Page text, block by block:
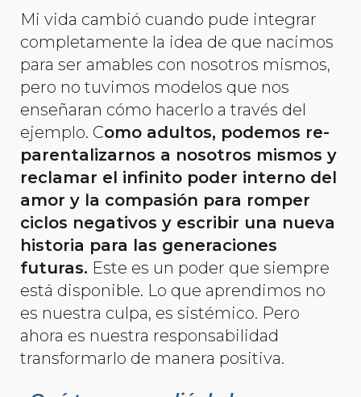
Mi vida cambió cuando pude integrar
completamente la idea de que nacimos
para ser amables con nosotros mismos,
pero no tuvimos modelos que nos
enseñaran cómo hacerlo a través del
ejemplo. Como adultos, podemos re-
parentalizarnos a nosotros mismos y
reclamar el infinito poder interno del
amor y la compasión para romper
ciclos negativos y escribir una nueva
historia para las generaciones
futuras. Este es un poder que siempre
está disponible. Lo que aprendimos no
es nuestra culpa, es sistémico. Pero
ahora es nuestra responsabilidad
transformarlo de manera positiva.